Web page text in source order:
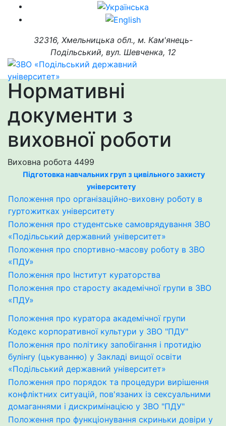
32316, Хмельницька обл., м. Кам'янець-
Подільський, вул. Шевченка, 12
Нормативні
документи з
виховної роботи
Виховна робота 4499
Підготовка навчальних груп з цивільного захисту
університету
Положення про організаційно-виховну роботу в
гуртожитках університету
Положення про студентське самоврядування ЗВО
«Подільський державний університет»
Положення про спортивно-масову роботу в ЗВО
«ПДУ»
Положення про Інститут кураторства
Положення про старосту академічної групи в ЗВО
«ПДУ»
Положення про куратора академічної групи
Кодекс корпоративної культури у ЗВО "ПДУ"
Положення про полiтику запобiгання i протидiю
булiнrу (цькуванню) у Закладi вищої освiти
«Подiльський державний унiверситет»
Положення про порядок та процедури вирішення
конфліктних ситуацій, пов'язаних із сексуальними
домаганнями і дискримінацією у ЗВО "ПДУ"
Положення про функціонування скриньки довіри у